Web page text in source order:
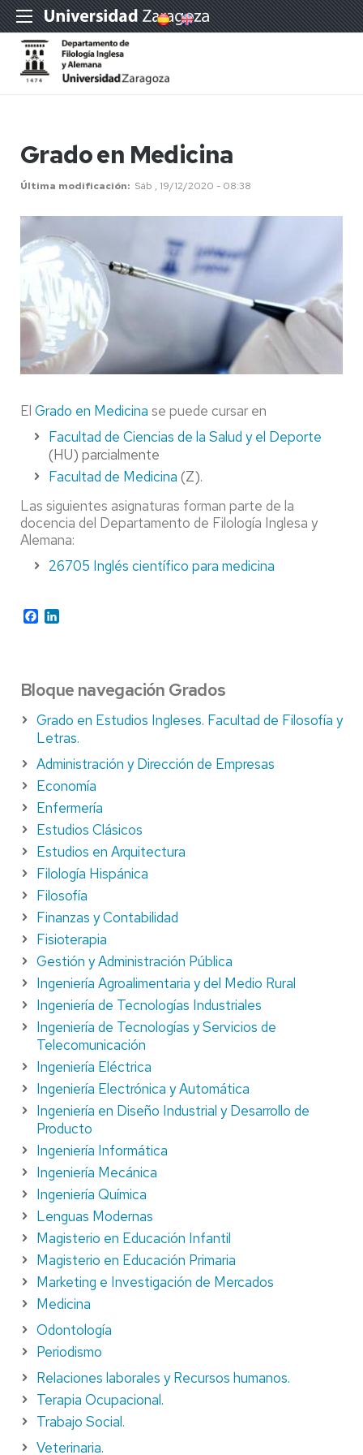
Grado en Medicina
Última modificación Sáb , 19/12/2020 - 08:38
El Grado en Medicina se puede cursar en
Facultad de Ciencias de la Salud y el Deporte
(HU) parcialmente
Facultad de Medicina (Z).
Las siguientes asignaturas forman parte de la
docencia del Departamento de Filología Inglesa y
Alemana:
26705 Inglés científico para medicina
Facebook
Bloque navegación Grados
Grado en Estudios Ingleses. Facultad de Filosofía y
Letras.
Administración y Dirección de Empresas
Economía
Enfermería
Estudios Clásicos
Estudios en Arquitectura
Filología Hispánica
Filosofía
Finanzas y Contabilidad
Fisioterapia
Gestión y Administración Pública
Ingeniería Agroalimentaria y del Medio Rural
Ingeniería de Tecnologías Industriales
Ingeniería de Tecnologías y Servicios de
Telecomunicación
Ingeniería Eléctrica
Ingeniería Electrónica y Automática
Ingeniería en Diseño Industrial y Desarrollo de
Producto
Ingeniería Informática
Ingeniería Mecánica
Ingeniería Química
Lenguas Modernas
Magisterio en Educación Infantil
Magisterio en Educación Primaria
Marketing e Investigación de Mercados
Medicina
Odontología
Periodismo
Relaciones laborales y Recursos humanos.
Terapia Ocupacional.
Trabajo Social.
Veterinaria.